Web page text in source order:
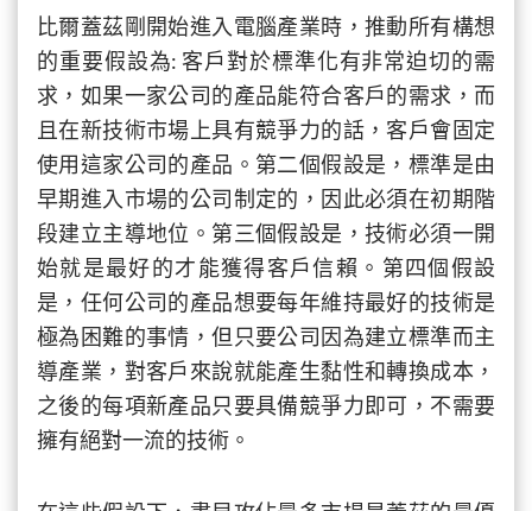
比爾蓋茲剛開始進入電腦產業時，推動所有構想
的重要假設為: 客戶對於標準化有非常迫切的需
求，如果一家公司的產品能符合客戶的需求，而
且在新技術市場上具有競爭力的話，客戶會固定
使用這家公司的產品。第二個假設是，標準是由
早期進入市場的公司制定的，因此必須在初期階
段建立主導地位。第三個假設是，技術必須一開
始就是最好的才能獲得客戶信賴。第四個假設
是，任何公司的產品想要每年維持最好的技術是
極為困難的事情，但只要公司因為建立標準而主
導產業，對客戶來說就能產生黏性和轉換成本，
之後的每項新產品只要具備競爭力即可，不需要
擁有絕對一流的技術。